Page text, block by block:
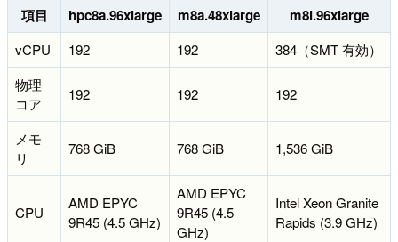
項目 hpc8a.96xlarge m8a.48xlarge m8i.96xlarge
vCPU 192 192
384（SMT 有効）
物理
コア
192 192 192
メモ
リ
768 GiB 768 GiB 1,536 GiB
CPU
AMD EPYC
9R45 (4.5 GHz)
AMD EPYC
9R45 (4.5
GHz)
Intel Xeon Granite
Rapids (3.9 GHz)